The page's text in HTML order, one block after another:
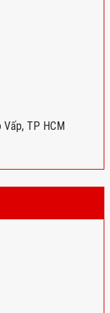
Vấp, TP HCM